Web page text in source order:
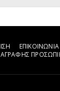
ΕΠΙΚΟΙΝΩΝΙΑ